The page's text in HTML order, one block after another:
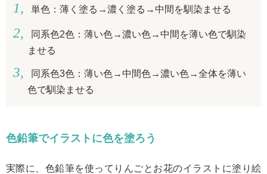
単色：薄く塗る→濃く塗る→中間を馴染ませる
同系色2色：薄い色→濃い色→中間を薄い色で馴染
ませる
同系色3色：薄い色→中間色→濃い色→全体を薄い
色で馴染ませる
色鉛筆でイラストに色を塗ろう
実際に、色鉛筆を使ってりんごとお花のイラストに塗り絵